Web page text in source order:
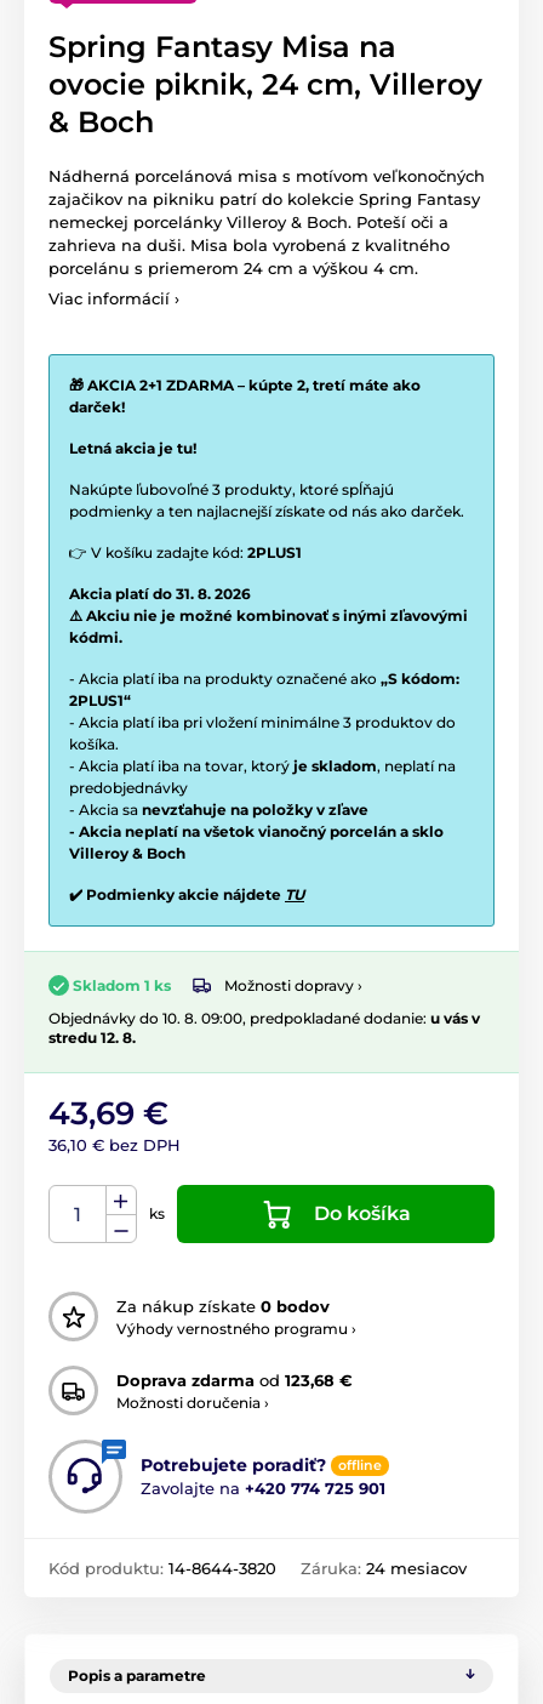
Spring Fantasy Misa na
ovocie piknik, 24 cm, Villeroy
& Boch
Nádherná porcelánová misa s motívom veľkonočných
zajačikov na pikniku patrí do kolekcie Spring Fantasy
nemeckej porcelánky Villeroy & Boch. Poteší oči a
zahrieva na duši. Misa bola vyrobená z kvalitného
porcelánu s priemerom 24 cm a výškou 4 cm.
Viac informácií ›
🎁 AKCIA 2+1 ZDARMA – kúpte 2, tretí máte ako
darček!
Letná akcia je tu!
Nakúpte ľubovoľné 3 produkty, ktoré spĺňajú
podmienky a ten najlacnejší získate od nás ako darček.
👉 V košíku zadajte kód: 2PLUS1
Akcia platí do 31. 8. 2026
⚠️ Akciu nie je možné kombinovať s inými zľavovými
kódmi.
- Akcia platí iba na produkty označené ako „S kódom:
2PLUS1“
- Akcia platí iba pri vložení minimálne 3 produktov do
košíka.
- Akcia platí iba na tovar, ktorý je skladom, neplatí na
predobjednávky
- Akcia sa nevzťahuje na položky v zľave
- Akcia neplatí na všetok vianočný porcelán a sklo
Villeroy & Boch
✔️ Podmienky akcie nájdete TU
Skladom 1 ks
Možnosti dopravy ›
Objednávky do 10. 8. 09:00, predpokladané dodanie: u vás v
stredu 12. 8.
43,69 €
36,10 € bez DPH
ks Do košíka
Za nákup získate 0 bodov
Výhody vernostného programu ›
Doprava zdarma od 123,68 €
Možnosti doručenia ›
Potrebujete poradiť? offline
Zavolajte na +420 774 725 901
Kód produktu: 14-8644-3820 Záruka: 24 mesiacov
Popis a parametre